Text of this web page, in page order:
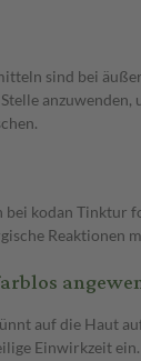
sind bei
kodan Tinktur
auf die Haut
Einwirkzeit